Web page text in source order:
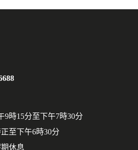
9時15分至下午7時30分
至下午6時30分
休息